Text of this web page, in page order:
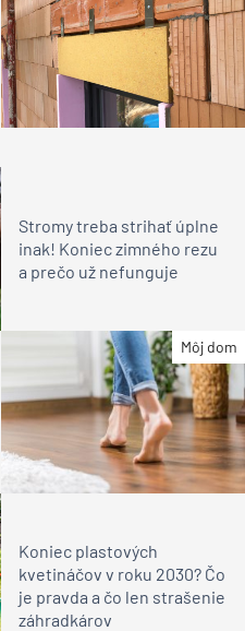
Stromy treba strihať úplne
inak! Koniec zimného rezu
a prečo už nefunguje
Môj dom
Koniec plastových
kvetináčov v roku 2030? Čo
je pravda a čo len strašenie
záhradkárov